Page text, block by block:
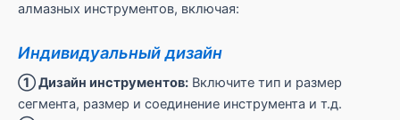
алмазных инструментов, включая:
Индивидуальный дизайн
① Дизайн инструментов: Включите тип и размер
сегмента, размер и соединение инструмента и т.д.